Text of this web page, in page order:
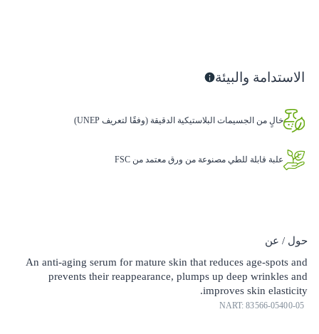
الاستدامة والبيئة
خالٍ من الجسيمات البلاستيكية الدقيقة (وفقًا لتعريف UNEP)
علبة قابلة للطي مصنوعة من ورق معتمد من FSC
حول / عن
An anti-aging serum for mature skin that reduces age-spots and
prevents their reappearance, plumps up deep wrinkles and
improves skin elasticity.
NART: 83566-05400-05